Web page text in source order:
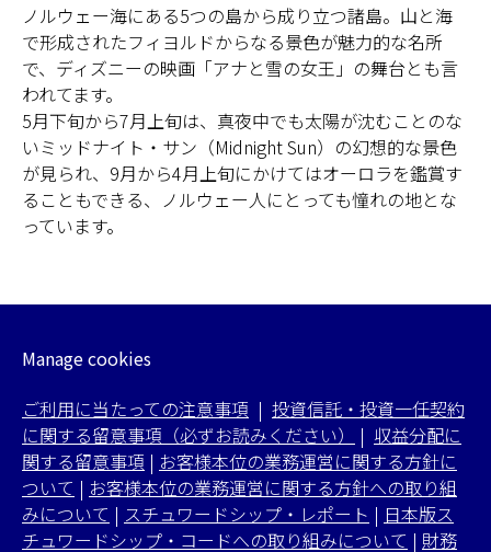
ノルウェー海にある5つの島から成り立つ諸島。山と海
で形成されたフィヨルドからなる景色が魅力的な名所
で、ディズニーの映画「アナと雪の女王」の舞台とも言
われてます。
5月下旬から7月上旬は、真夜中でも太陽が沈むことのな
いミッドナイト・サン（Midnight Sun）の幻想的な景色
が見られ、9月から4月上旬にかけてはオーロラを鑑賞す
ることもできる、ノルウェー人にとっても憧れの地とな
っています。
Manage cookies
ご利用に当たっての注意事項 | 投資信託・投資一任契約
に関する留意事項（必ずお読みください）
| 収益分配に
関する留意事項 | お客様本位の業務運営に関する方針に
ついて | お客様本位の業務運営に関する方針への取り組
みについて | スチュワードシップ・レポート | 日本版ス
チュワードシップ・コードへの取り組みについて | 財務